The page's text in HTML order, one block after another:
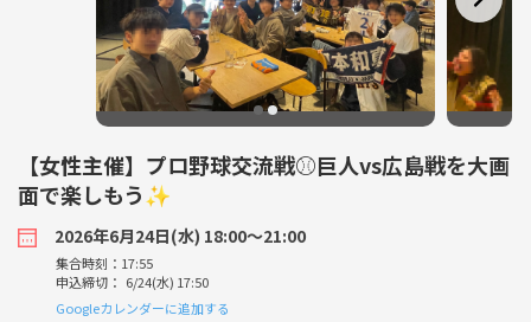
【女性主催】プロ野球交流戦⚾️巨人vs広島戦を大画
面で楽しもう✨
2026年6月24日(水) 18:00〜21:00
集合時刻：17:55
申込締切： 6/24(水) 17:50
Googleカレンダーに追加する